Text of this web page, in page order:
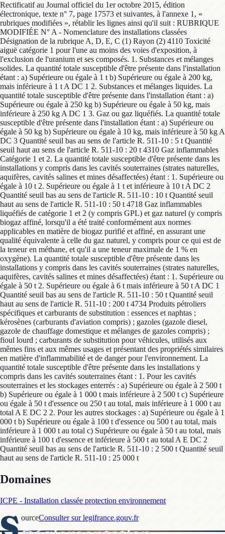
Rectificatif au Journal officiel du 1er octobre 2015, édition
électronique, texte n° 7, page 17573 et suivantes, à l'annexe 1, «
rubriques modifiées », rétablir les lignes ainsi qu'il suit : RUBRIQUE
MODIFIÉE N° A - Nomenclature des installations classées
Désignation de la rubrique A, D, E, C (1) Rayon (2) 4110 Toxicité
aiguë catégorie 1 pour l'une au moins des voies d'exposition, à
l'exclusion de l'uranium et ses composés. 1. Substances et mélanges
solides. La quantité totale susceptible d'être présente dans l'installation
étant : a) Supérieure ou égale à 1 t b) Supérieure ou égale à 200 kg,
mais inférieure à 1 t A DC 1 2. Substances et mélanges liquides. La
quantité totale susceptible d'être présente dans l'installation étant : a)
Supérieure ou égale à 250 kg b) Supérieure ou égale à 50 kg, mais
inférieure à 250 kg A DC 1 3. Gaz ou gaz liquéfiés. La quantité totale
susceptible d'être présente dans l'installation étant : a) Supérieure ou
égale à 50 kg b) Supérieure ou égale à 10 kg, mais inférieure à 50 kg A
DC 3 Quantité seuil bas au sens de l'article R. 511-10 : 5 t Quantité
seuil haut au sens de l'article R. 511-10 : 20 t 4310 Gaz inflammables
Catégorie 1 et 2. La quantité totale susceptible d'être présente dans les
installations y compris dans les cavités souterraines (strates naturelles,
aquifères, cavités salines et mines désaffectées) étant : 1. Supérieure ou
égale à 10 t 2. Supérieure ou égale à 1 t et inférieure à 10 t A DC 2
Quantité seuil bas au sens de l'article R. 511-10 : 10 t Quantité seuil
haut au sens de l'article R. 511-10 : 50 t 4718 Gaz inflammables
liquéfiés de catégorie 1 et 2 (y compris GPL) et gaz naturel (y compris
biogaz affiné, lorsqu'il a été traité conformément aux normes
applicables en matière de biogaz purifié et affiné, en assurant une
qualité équivalente à celle du gaz naturel, y compris pour ce qui est de
la teneur en méthane, et qu'il a une teneur maximale de 1 % en
oxygène). La quantité totale susceptible d'être présente dans les
installations y compris dans les cavités souterraines (strates naturelles,
aquifères, cavités salines et mines désaffectées) étant : 1. Supérieure ou
égale à 50 t 2. Supérieure ou égale à 6 t mais inférieure à 50 t A DC 1
Quantité seuil bas au sens de l'article R. 511-10 : 50 t Quantité seuil
haut au sens de l'article R. 511-10 : 200 t 4734 Produits pétroliers
spécifiques et carburants de substitution : essences et naphtas ;
kérosènes (carburants d'aviation compris) ; gazoles (gazole diesel,
gazole de chauffage domestique et mélanges de gazoles compris) ;
fioul lourd ; carburants de substitution pour véhicules, utilisés aux
mêmes fins et aux mêmes usages et présentant des propriétés similaires
en matière d'inflammabilité et de danger pour l'environnement. La
quantité totale susceptible d'être présente dans les installations y
compris dans les cavités souterraines étant : 1. Pour les cavités
souterraines et les stockages enterrés : a) Supérieure ou égale à 2 500 t
b) Supérieure ou égale à 1 000 t mais inférieure à 2 500 t c) Supérieure
ou égale à 50 t d'essence ou 250 t au total, mais inférieure à 1 000 t au
total A E DC 2 2. Pour les autres stockages : a) Supérieure ou égale à 1
000 t b) Supérieure ou égale à 100 t d'essence ou 500 t au total, mais
inférieure à 1 000 t au total c) Supérieure ou égale à 50 t au total, mais
inférieure à 100 t d'essence et inférieure à 500 t au total A E DC 2
Quantité seuil bas au sens de l'article R. 511-10 : 2 500 t Quantité seuil
haut au sens de l'article R. 511-10 : 25 000 t
Domaines
ICPE - Installation classée protection environnement
ourceConsulter sur legifrance.gouv.fr